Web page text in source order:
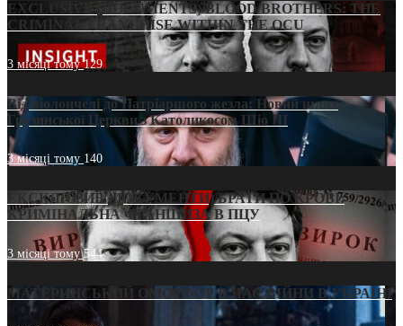
EXCLUSIVE (DOCUMENTS)/BLOOD BROTHERS: THE
CRIMINAL FRANCHISE WITHIN THE OCU
3 місяці тому129
Від віолончелі до Патріаршого жезла: Новий шлях
Грузинської Церкви з Католикосом Шіо III
3 місяці тому 140
ЕКСКЛЮЗИВ (ДОКУМЕНТИ)/БРАТИ ПО КРОВІ:
КРИМІНАЛЬНА ФРАНШИЗА В ПЦУ
3 місяці тому544
МАТЕРИНСЬКИЙ ОМОРФОР В ЧАС ВІЙНИ В УКРАЇНІ